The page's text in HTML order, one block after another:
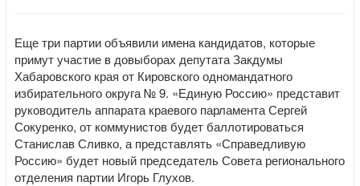
Еще три партии объявили имена кандидатов, которые
примут участие в довыборах депутата Закдумы
Хабаровского края от Кировского одномандатного
избирательного округа № 9. «Единую Россию» представит
руководитель аппарата краевого парламента Сергей
Сокуренко, от коммунистов будет баллотироваться
Станислав Сливко, а представлять «Справедливую
Россию» будет новый председатель Совета регионального
отделения партии Игорь Глухов.